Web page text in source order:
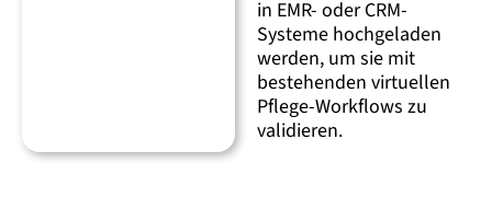
in EMR- oder CRM-
Systeme hochgeladen
werden, um sie mit
bestehenden virtuellen
Pflege-Workflows zu
validieren.